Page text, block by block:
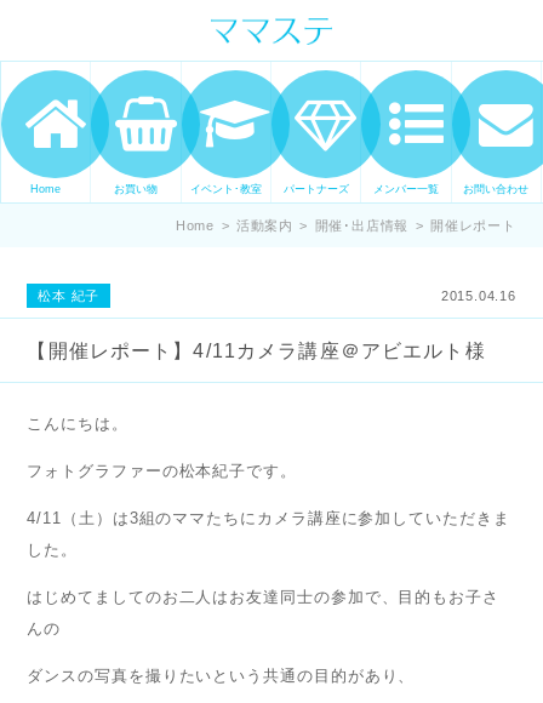
ママの才能発信します。 手づくり
表現ステージ ママステ スキル・セ
ンスを表現したいママが集まって
ます。
Home お買い物 イベント･教室 パートナーズ メンバー一覧 お問い合わせ
Home > 活動案内 > 開催･出店情報 > 開催レポート
松本 紀子 2015.04.16
【開催レポート】4/11カメラ講座＠アビエルト様
こんにちは。
フォトグラファーの松本紀子です。
4/11（土）は3組のママたちにカメラ講座に参加していただきま
した。
はじめてましてのお二人はお友達同士の参加で、目的もお子さ
んの
ダンスの写真を撮りたいという共通の目的があり、